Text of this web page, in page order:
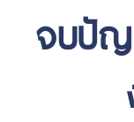
จบปั